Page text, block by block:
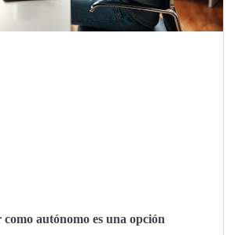
autónomo es una opción